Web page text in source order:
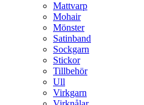
Mattvarp
Mohair
Mönster
Satinband
Sockgarn
Stickor
Tillbehör
Ull
Virkgarn